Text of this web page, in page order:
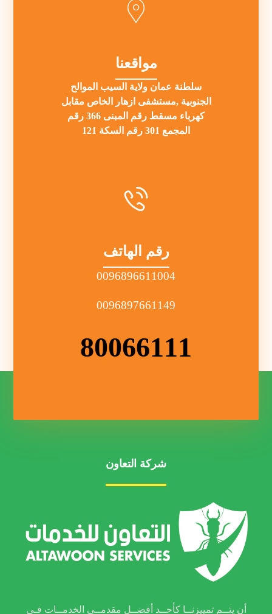
مواقعنا
سلطنة عمان ولاية السيب الموالح
الجنوبية ,مستشفى ازهار الخاص مقابل
كهرباء مسقط رقم المبنى 366 رقم
المجمع 301 رقم السكة 121
رقم الهاتف
0096896611004
0096897661149
80066111
شركة التعاون
أن يتــم تمييزنــا كأحــد أفضــل مقدمــي الخدمــات فـي